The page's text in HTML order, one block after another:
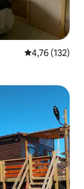
4,76 de uma
4,76 (132)